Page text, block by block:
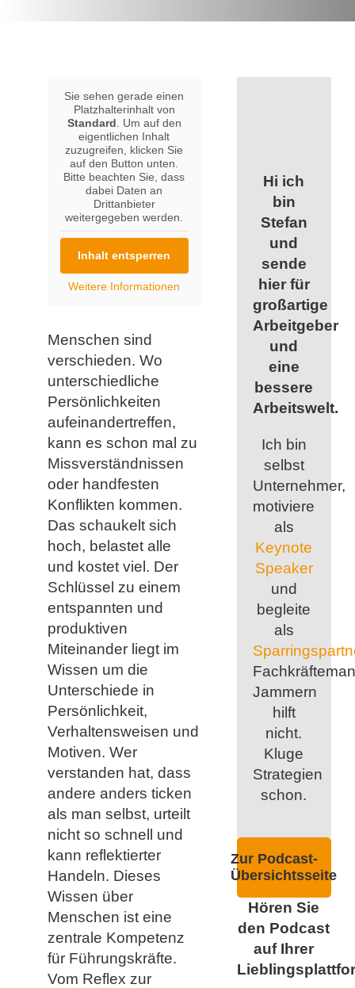
Sie sehen gerade einen
Platzhalterinhalt von
Standard . Um auf den
eigentlichen Inhalt
zuzugreifen, klicken Sie
auf den Button unten.
Bitte beachten Sie, dass
dabei Daten an
Drittanbieter
weitergegeben werden.
Inhalt entsperren
Weitere Informationen
Menschen sind
verschieden. Wo
unterschiedliche
Persönlichkeiten
aufeinandertreffen,
kann es schon mal zu
Missverständnissen
oder handfesten
Konflikten kommen.
Das schaukelt sich
hoch, belastet alle
und kostet viel. Der
Schlüssel zu einem
entspannten und
produktiven
Miteinander liegt im
Wissen um die
Unterschiede in
Persönlichkeit,
Verhaltensweisen und
Motiven. Wer
verstanden hat, dass
andere anders ticken
als man selbst, urteilt
nicht so schnell und
kann reflektierter
Handeln. Dieses
Wissen über
Menschen ist eine
zentrale Kompetenz
für Führungskräfte.
Vom Reflex zur
Hi ich
bin
Stefan
und
sende
hier für
großartige
Arbeitgeber
und
eine
bessere
Arbeitswelt.
Ich bin
selbst
Unternehmer,
motiviere
als
Keynote
Speaker
und
begleite
als
Jammern
hilft
nicht.
Kluge
Strategien
schon.
Zur Podcast-
Übersichtsseite
Hören Sie
den Podcast
auf Ihrer